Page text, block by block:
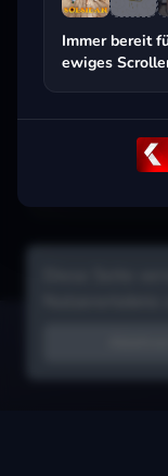
Beliebt beim
Immer bereit
ewiges